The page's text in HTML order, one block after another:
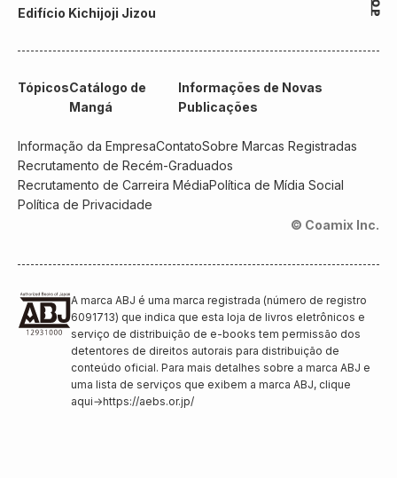
Edifício Kichijoji Jizou
TópicosCatálogo de
Mangá
Informações de Novas
Publicações
Informação da EmpresaContatoSobre Marcas Registradas
Recrutamento de Recém-Graduados
Recrutamento de Carreira MédiaPolítica de Mídia Social
Política de Privacidade
© Coamix Inc.
A marca ABJ é uma marca registrada (número de registro
6091713) que indica que esta loja de livros eletrônicos e
serviço de distribuição de e-books tem permissão dos
detentores de direitos autorais para distribuição de
conteúdo oficial. Para mais detalhes sobre a marca ABJ e
uma lista de serviços que exibem a marca ABJ, clique
aqui→https://aebs.or.jp/